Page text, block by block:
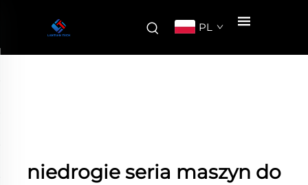
PL
niedrogie seria maszyn do